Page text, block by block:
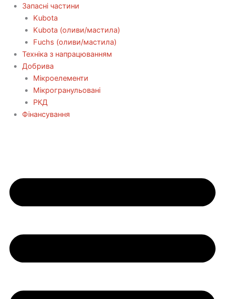
Запасні частини
Kubota
Kubota (оливи/мастила)
Fuchs (оливи/мастила)
Техніка з напрацюванням
Добрива
Мікроелементи
Мікрогранульовані
РКД
Фінансування